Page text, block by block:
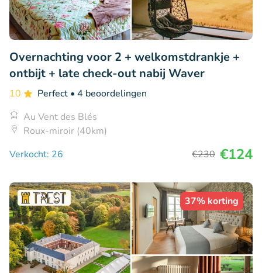
Overnachting voor 2 + welkomstdrankje +
ontbijt + late check-out nabij Waver
10 Perfect • 4 beoordelingen
Au Vent des Blés
Roux-miroir (40km)
Verkocht: 26
€230 €124
37% korting